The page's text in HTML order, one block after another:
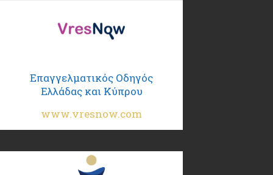
Επαγγελματικός Οδηγός
Ελλάδας και Κύπρου
www.vresnow.com